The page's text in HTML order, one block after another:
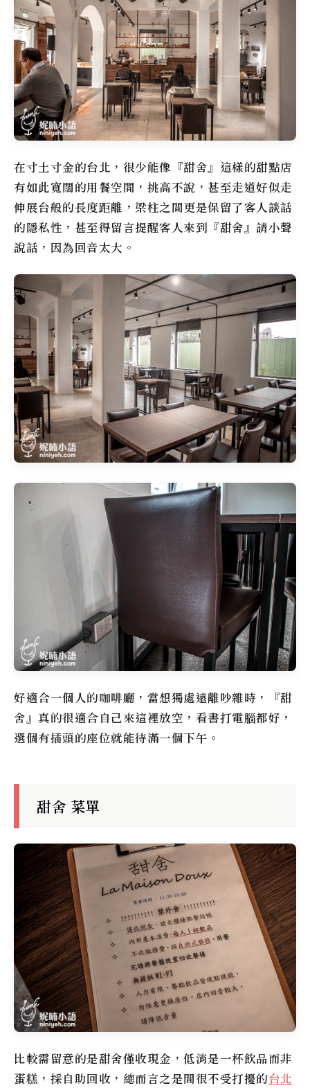
在寸土寸金的台北，很少能像『甜舍』這樣的甜點店
有如此寬闊的用餐空間，挑高不說，甚至走道好似走
伸展台般的長度距離，梁柱之間更是保留了客人談話
的隱私性，甚至得留言提醒客人來到『甜舍』請小聲
說話，因為回音太大。
好適合一個人的咖啡廳，當想獨處遠離吵雜時，『甜
舍』真的很適合自己來這裡放空，看書打電腦都好，
選個有插頭的座位就能待滿一個下午。
甜舍 菜單
比較需留意的是甜舍僅收現金，低消是一杯飲品而非
蛋糕，採自助回收，總而言之是間很不受打擾的台北